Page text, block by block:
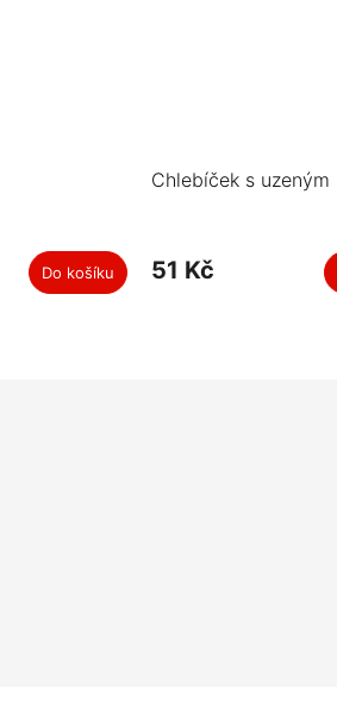
Do košíku
Chlebíček s uzeným
51 Kč